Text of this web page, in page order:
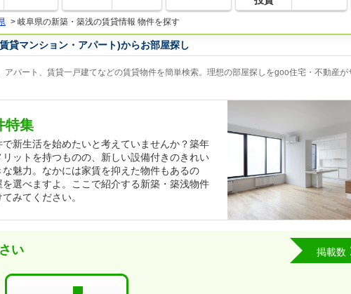
> 岐阜県の新築・築浅の賃貸情報 物件を探す
貸マンション・アパート)からお部屋探し
パート、賃貸一戸建てなどの賃貸物件を簡単検索。理想の部屋探しをgoo住宅・不動産が
特集
新生活を始めたいと考えていませんか？築年
ットを持つものの、新しい設備付きのきれい
魅力。なかには家賃を抑えた物件もあるの
選べますよ。ここで紹介する新築・築浅物件
みてください。
い 掲載数